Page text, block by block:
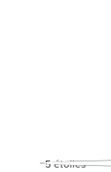
5étoiles